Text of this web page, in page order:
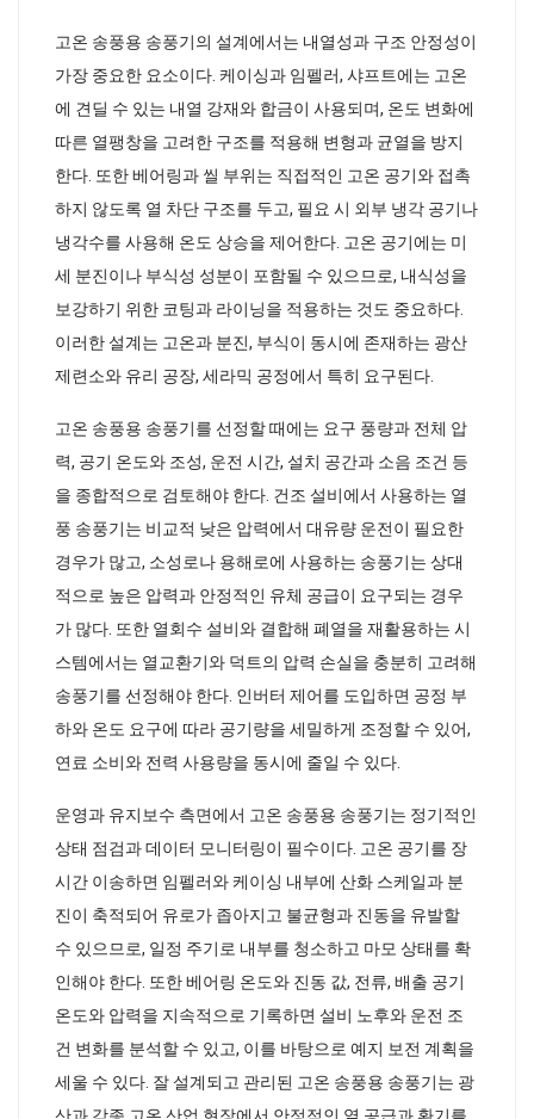
고온 송풍용 송풍기의 설계에서는 내열성과 구조 안정성이
가장 중요한 요소이다. 케이싱과 임펠러, 샤프트에는 고온
에 견딜 수 있는 내열 강재와 합금이 사용되며, 온도 변화에
따른 열팽창을 고려한 구조를 적용해 변형과 균열을 방지
한다. 또한 베어링과 씰 부위는 직접적인 고온 공기와 접촉
하지 않도록 열 차단 구조를 두고, 필요 시 외부 냉각 공기나
냉각수를 사용해 온도 상승을 제어한다. 고온 공기에는 미
세 분진이나 부식성 성분이 포함될 수 있으므로, 내식성을
보강하기 위한 코팅과 라이닝을 적용하는 것도 중요하다.
이러한 설계는 고온과 분진, 부식이 동시에 존재하는 광산
제련소와 유리 공장, 세라믹 공정에서 특히 요구된다.
고온 송풍용 송풍기를 선정할 때에는 요구 풍량과 전체 압
력, 공기 온도와 조성, 운전 시간, 설치 공간과 소음 조건 등
을 종합적으로 검토해야 한다. 건조 설비에서 사용하는 열
풍 송풍기는 비교적 낮은 압력에서 대유량 운전이 필요한
경우가 많고, 소성로나 용해로에 사용하는 송풍기는 상대
적으로 높은 압력과 안정적인 유체 공급이 요구되는 경우
가 많다. 또한 열회수 설비와 결합해 폐열을 재활용하는 시
스템에서는 열교환기와 덕트의 압력 손실을 충분히 고려해
송풍기를 선정해야 한다. 인버터 제어를 도입하면 공정 부
하와 온도 요구에 따라 공기량을 세밀하게 조정할 수 있어,
연료 소비와 전력 사용량을 동시에 줄일 수 있다.
운영과 유지보수 측면에서 고온 송풍용 송풍기는 정기적인
상태 점검과 데이터 모니터링이 필수이다. 고온 공기를 장
시간 이송하면 임펠러와 케이싱 내부에 산화 스케일과 분
진이 축적되어 유로가 좁아지고 불균형과 진동을 유발할
수 있으므로, 일정 주기로 내부를 청소하고 마모 상태를 확
인해야 한다. 또한 베어링 온도와 진동 값, 전류, 배출 공기
온도와 압력을 지속적으로 기록하면 설비 노후와 운전 조
건 변화를 분석할 수 있고, 이를 바탕으로 예지 보전 계획을
세울 수 있다. 잘 설계되고 관리된 고온 송풍용 송풍기는 광